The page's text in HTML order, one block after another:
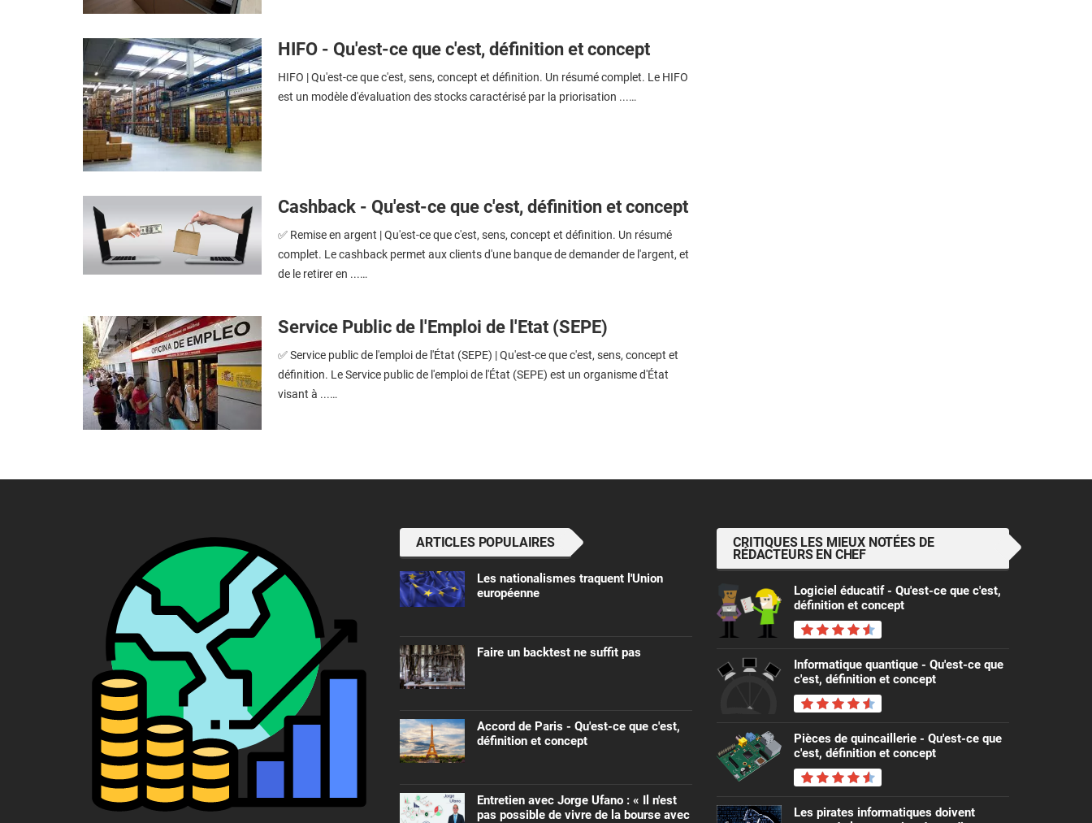
HIFO - Qu'est-ce que c'est, définition et concept
HIFO | Qu'est-ce que c'est, sens, concept et définition. Un résumé complet. Le HIFO
est un modèle d'évaluation des stocks caractérisé par la priorisation ...…
Cashback - Qu'est-ce que c'est, définition et concept
✅ Remise en argent | Qu'est-ce que c'est, sens, concept et définition. Un résumé
complet. Le cashback permet aux clients d'une banque de demander de l'argent, et
de le retirer en ...…
Service Public de l'Emploi de l'Etat (SEPE)
✅ Service public de l'emploi de l'État (SEPE) | Qu'est-ce que c'est, sens, concept et
définition. Le Service public de l'emploi de l'État (SEPE) est un organisme d'État
visant à ...…
ARTICLES POPULAIRES
Les nationalismes traquent l'Union
européenne
Faire un backtest ne suffit pas
Accord de Paris - Qu'est-ce que c'est,
définition et concept
Entretien avec Jorge Ufano : « Il n'est
pas possible de vivre de la bourse avec
CRITIQUES LES MIEUX NOTÉES DE
RÉDACTEURS EN CHEF
Logiciel éducatif - Qu'est-ce que c'est,
définition et concept
Informatique quantique - Qu'est-ce que
c'est, définition et concept
Pièces de quincaillerie - Qu'est-ce que
c'est, définition et concept
Les pirates informatiques doivent